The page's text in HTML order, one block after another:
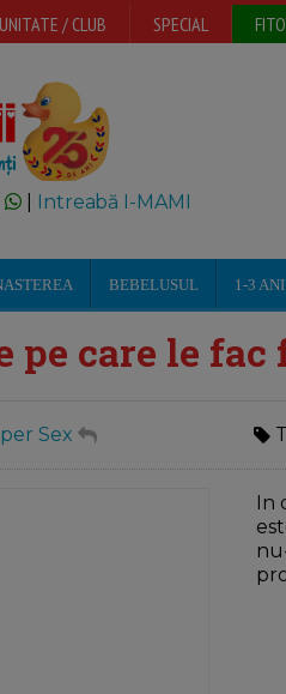
/ CLUB SPECIAL
| Intreabă I-MAMI
BEBELUSUL 1-3 ANI
pe care le
Sex
In